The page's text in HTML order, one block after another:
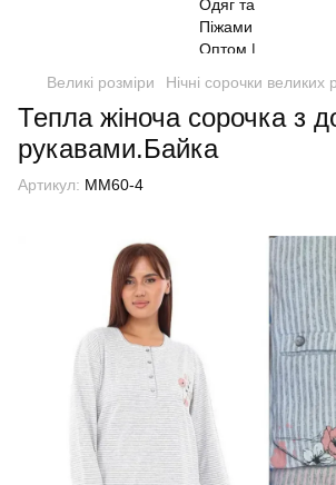
Великі розміри Нічні сорочки великих
Тепла жіноча сорочка з
рукавами.Байка
Артикул: MM60-4